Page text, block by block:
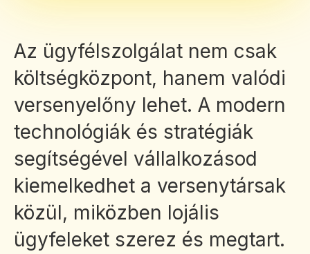
Az ügyfélszolgálat nem csak
költségközpont, hanem valódi
versenyelőny lehet. A modern
technológiák és stratégiák
segítségével vállalkozásod
kiemelkedhet a versenytársak
közül, miközben lojális
ügyfeleket szerez és megtart.